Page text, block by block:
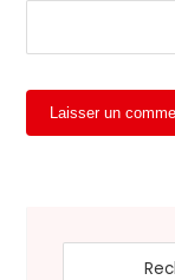
Laisser un